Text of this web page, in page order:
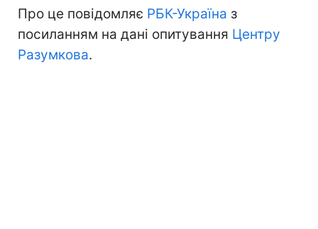
Про це повідомляє РБК-Україна з
посиланням на дані опитування Центру
Разумкова.